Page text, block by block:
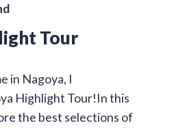
Tour
in Nagoya, I
Highlight Tour!In this
the best selections of